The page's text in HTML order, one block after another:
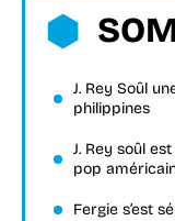
J. Rey Soûl
philippines
J. Rey soûl
pop
Fergie s’est